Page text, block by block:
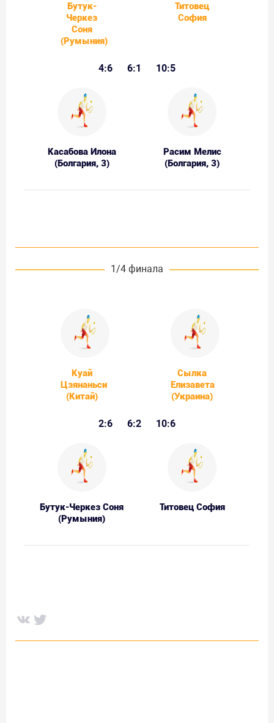
Бутук-
Черкез
Соня
(Румыния)
Титовец
София
4:6 6:1 10:5
Касабова Илона
(Болгария, 3)
Расим Мелис
(Болгария, 3)
1/4 финала
Куай
Цзянаньси
(Китай)
Сылка
Елизавета
(Украина)
2:6 6:2 10:6
Бутук-Черкез Соня
(Румыния)
Титовец София